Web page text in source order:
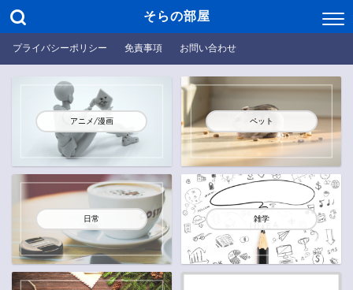
そらの部屋
プライバシーポリシー 免責事項 お問い合わせ
アニメ/漫画 ペット
日常 雑学